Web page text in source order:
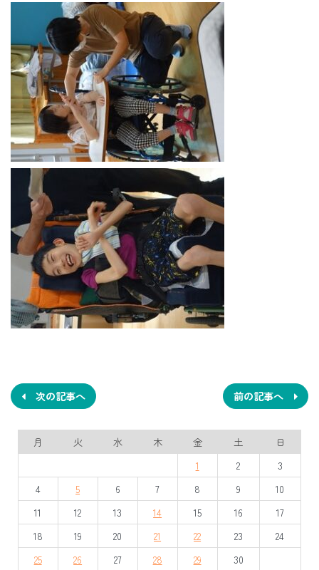
稿
ナ
ビ
ゲ
ー
シ
ョ
ン
前の記事へ
次の記事へ
月 火 水 木 金 土
日
1
2
3
4
5 6 7 8 9
10
11
12 13 14 15 16
17
18
19 20 21 22 23
24
25
26 27 28 29 30